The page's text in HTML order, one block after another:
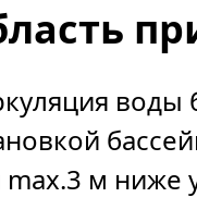
воды
max.3 м ниже